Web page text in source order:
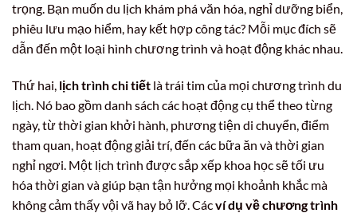
trọng. Bạn muốn du lịch khám phá văn hóa, nghỉ dưỡng biển,
phiêu lưu mạo hiểm, hay kết hợp công tác? Mỗi mục đích sẽ
dẫn đến một loại hình chương trình và hoạt động khác nhau.
Thứ hai, lịch trình chi tiết là trái tim của mọi chương trình du
lịch. Nó bao gồm danh sách các hoạt động cụ thể theo từng
ngày, từ thời gian khởi hành, phương tiện di chuyển, điểm
tham quan, hoạt động giải trí, đến các bữa ăn và thời gian
nghỉ ngơi. Một lịch trình được sắp xếp khoa học sẽ tối ưu
hóa thời gian và giúp bạn tận hưởng mọi khoảnh khắc mà
không cảm thấy vội vã hay bỏ lỡ. Cácví dụ về chương trình